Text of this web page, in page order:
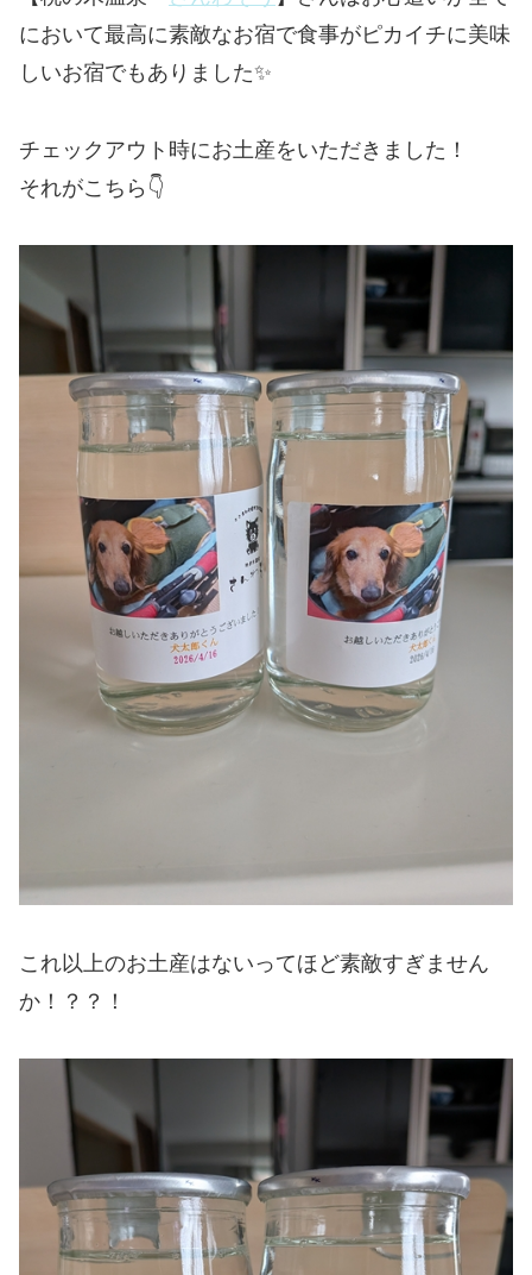
において最高に素敵なお宿で食事がピカイチに美味
しいお宿でもありました✨
チェックアウト時にお土産をいただきました！
それがこちら👇
これ以上のお土産はないってほど素敵すぎません
か！？？！